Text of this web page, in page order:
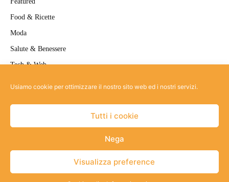
Usiamo cookie per ottimizzare il nostro sito web ed i nostri servizi.
Tutti i cookie
Nega
Visualizza preference
Food & Ricette
Moda
Salute & Benessere
Tech & Web
© Copyright2026 |BELLORA| ALL RIGHTS RESERVED | POWERED BYJA